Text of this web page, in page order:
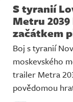
S tyranií
Metru
začátkem
Boj s tyranií
moskevského
trailer Metra
povědomou